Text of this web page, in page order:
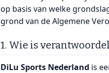
op basis van welke
grond van de Algemene
1. Wie is
DiLu Sports Nederland is